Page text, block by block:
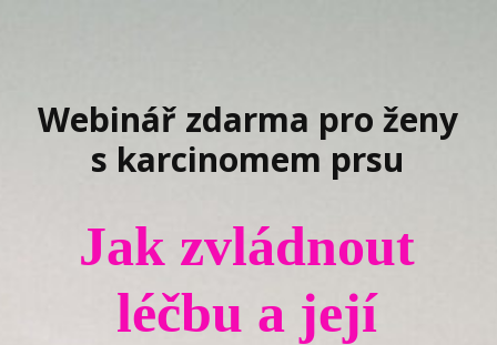
Webinář zdarma pro ženy
s karcinomem prsu
Jak zvládnout
léčbu a její